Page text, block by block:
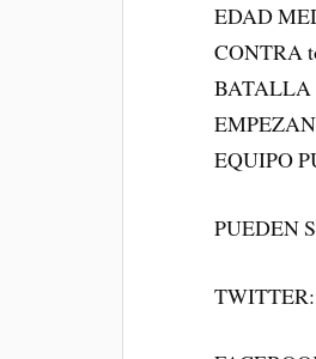
EDAD
CONTRA
BATALLA
EQUIPO
PUEDEN